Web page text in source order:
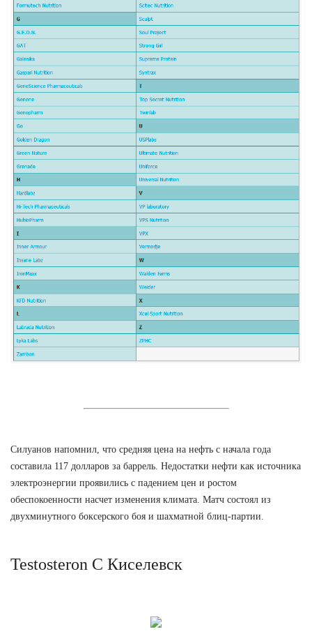
Силуанов напомнил, что средняя цена на нефть с начала года
составила 117 долларов за баррель. Недостатки нефти как источника
электроэнергии проявились с падением цен и ростом
обеспокоенности насчет изменения климата. Матч состоял из
двухминутного боксерского боя и шахматной блиц-партии.
Testosteron C Киселевск